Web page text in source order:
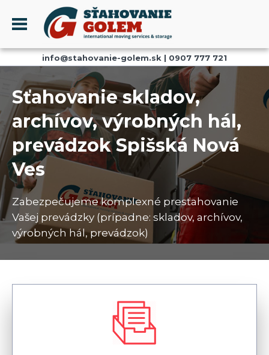
Menu
PROFIL
SŤAHOVANIE - SŤAHOVACIE SLUŽBY
DOPRAVA - DOPRAVNÉ SLUŽBY
AKCIE A ZĽAVY
SKLADOVANIE
REFERENCIE
CENNÍK
KONTAKT
info@stahovanie-golem.sk | 0907 777 721
Sťahovanie skladov,
archívov, výrobných hál,
prevádzok Spišská Nová
Ves
Zabezpečujeme komplexné presťahovanie
Vašej prevádzky (prípadne: skladov, archívov,
výrobných hál, prevádzok)